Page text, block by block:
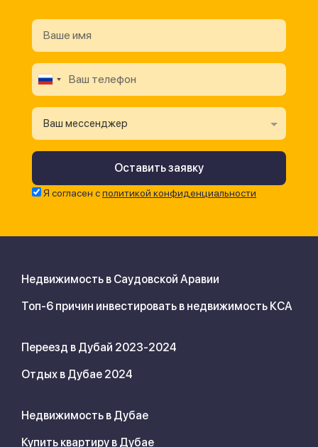
Ваш мессенджер
Я согласен сполитикой конфиденциальности
Недвижимость в Саудовской Аравии
Топ-6 причин инвестировать в недвижимость КСА
Переезд в Дубай 2023-2024
Отдых в Дубае 2024
Недвижимость в Дубае
Купить квартиру в Дубае